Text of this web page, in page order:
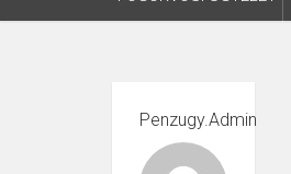
Penzugy.admin